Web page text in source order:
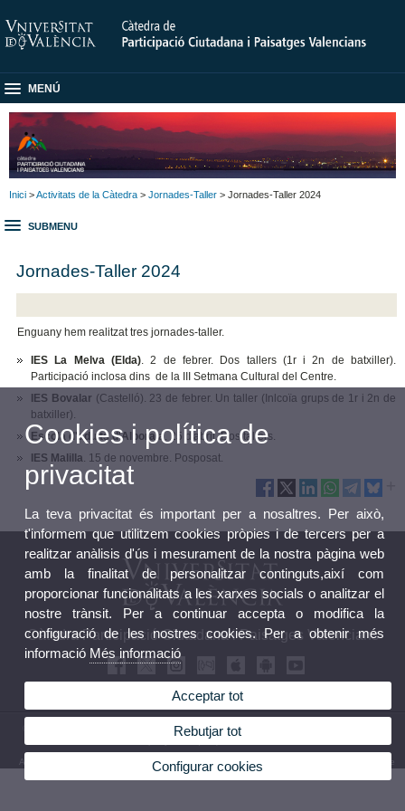
MENÚ
Inici >Activitats de la Càtedra > Jornades-Taller > Jornades-Taller 2024
SUBMENU
Jornades-Taller 2024
Enguany hem realitzat tres jornades-taller.
IES La Melva (Elda). 2 de febrer. Dos tallers (1r i 2n de batxiller).
Participació inclosa dins de la III Setmana Cultural del Centre.
IES Bovalar (Castelló). 23 de febrer. Un taller (Inlcoïa grups de 1r i 2n de
batxiller).
Escola d'adults d'Alboraia. 25 d'abril. Dos tallers.
IES Malilla. 15 de novembre. Posposat.
Càtedra Participació Ciutadana i Paisatges Valencians
© 2026 UV. - Facultat de Geografia i Història. Av. de Blasco Ibáñez, 28, 46010 València.
Espanya. Tel: (+34) 963 925 501
Avís legal Política privacitat|Cookies|Transparència Bústia de contacte
Cookies i política de
privacitat
La teva privacitat és important per a nosaltres. Per això,
t'informem que utilitzem cookies pròpies i de tercers per a
realitzar anàlisis d'ús i mesurament de la nostra pàgina web
amb la finalitat de personalitzar continguts,així com
proporcionar funcionalitats a les xarxes socials o analitzar el
nostre trànsit. Per a continuar accepta o modifica la
configuració de les nostres cookies. Per a obtenir més
informació Més informació
Acceptar tot
Rebutjar tot
Configurar cookies